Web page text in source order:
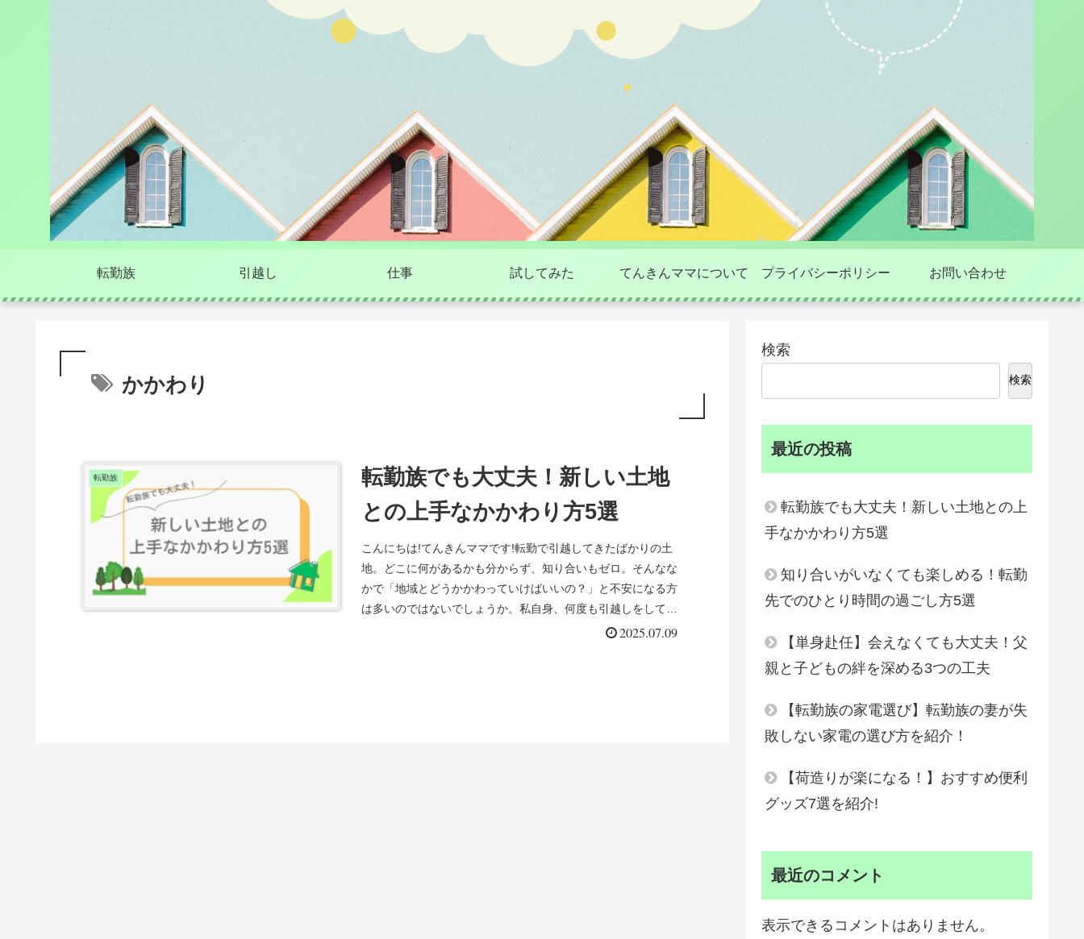
転勤族 引越し 仕事 試してみた てんきんママについて プライバシーポリシー お問い合わせ
かかわり
転勤族
転勤族でも大丈夫！新しい土地
との上手なかかわり方5選
こんにちは!てんきんママです!転勤で引越してきたばかりの土
地。どこに何があるかも分からず、知り合いもゼロ。そんなな
かで「地域とどうかかわっていけばいいの？」と不安になる方
は多いのではないでしょうか。私自身、何度も引越しをしてい
2025.07.09
検索
検索
最近の投稿
転勤族でも大丈夫！新しい土地との上
手なかかわり方5選
知り合いがいなくても楽しめる！転勤
先でのひとり時間の過ごし方5選
【単身赴任】会えなくても大丈夫！父
親と子どもの絆を深める3つの工夫
【転勤族の家電選び】転勤族の妻が失
敗しない家電の選び方を紹介！
【荷造りが楽になる！】おすすめ便利
グッズ7選を紹介!
最近のコメント
表示できるコメントはありません。